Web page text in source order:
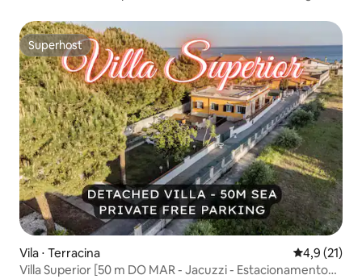
Superhost
Superhost
Vila ⋅ Terracina 4,9 de uma
4,9 (21)
Villa Superior [50 m DO MAR - Jacuzzi - Estacionamento